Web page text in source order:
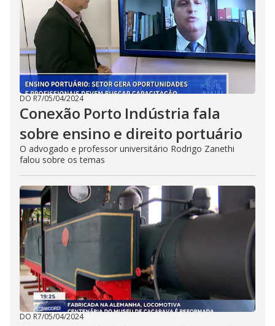
DO R7/05/04/2024
Conexão Porto Indústria fala
sobre ensino e direito portuário
O advogado e professor universitário Rodrigo Zanethi
falou sobre os temas
DO R7/05/04/2024